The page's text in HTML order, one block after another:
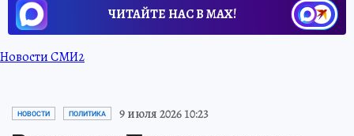
ЧИТАЙТЕ НАС В МАХ!
Новости СМИ2
НОВОСТИ ПОЛИТИКА 9 июля 2026 10:23